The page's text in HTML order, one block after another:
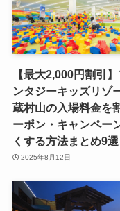
【最大2,000円割引
ンタジーキッズリゾ
蔵村山の入場料金を
ーポン・キャンペー
くする方法まとめ9選
2025年8月12日